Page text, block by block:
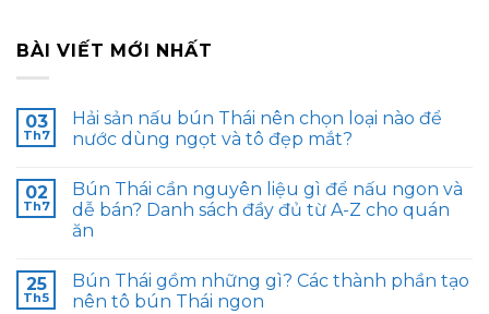
BÀI VIẾT MỚI NHẤT
03
Th7
Hải sản nấu bún Thái nên chọn loại nào để
nước dùng ngọt và tô đẹp mắt?
02
Th7
Bún Thái cần nguyên liệu gì để nấu ngon và
dễ bán? Danh sách đầy đủ từ A-Z cho quán
ăn
25
Th5
Bún Thái gồm những gì? Các thành phần tạo
nên tô bún Thái ngon